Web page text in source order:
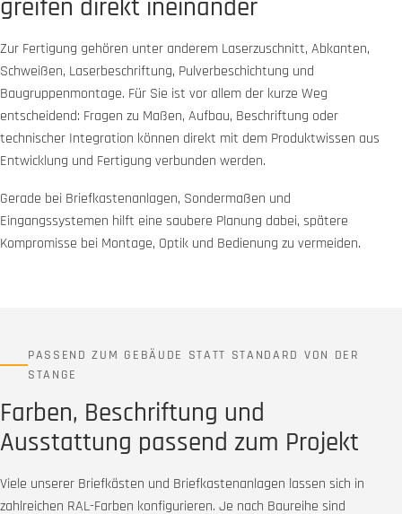
greifen direkt ineinander
Zur Fertigung gehören unter anderem Laserzuschnitt, Abkanten,
Schweißen, Laserbeschriftung, Pulverbeschichtung und
Baugruppenmontage. Für Sie ist vor allem der kurze Weg
entscheidend: Fragen zu Maßen, Aufbau, Beschriftung oder
technischer Integration können direkt mit dem Produktwissen aus
Entwicklung und Fertigung verbunden werden.
Gerade bei Briefkastenanlagen, Sondermaßen und
Eingangssystemen hilft eine saubere Planung dabei, spätere
Kompromisse bei Montage, Optik und Bedienung zu vermeiden.
PASSEND ZUM GEBÄUDE STATT STANDARD VON DER
STANGE
Farben, Beschriftung und
Ausstattung passend zum Projekt
Viele unserer Briefkästen und Briefkastenanlagen lassen sich in
zahlreichen RAL-Farben konfigurieren. Je nach Baureihe sind